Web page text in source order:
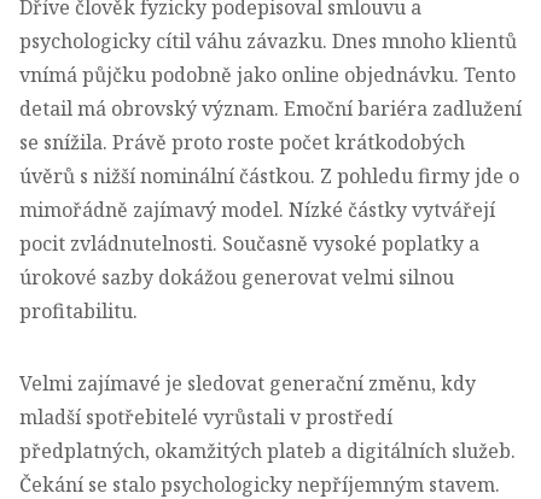
Dříve člověk fyzicky podepisoval smlouvu a
psychologicky cítil váhu závazku. Dnes mnoho klientů
vnímá půjčku podobně jako online objednávku. Tento
detail má obrovský význam. Emoční bariéra zadlužení
se snížila. Právě proto roste počet krátkodobých
úvěrů s nižší nominální částkou. Z pohledu firmy jde o
mimořádně zajímavý model. Nízké částky vytvářejí
pocit zvládnutelnosti. Současně vysoké poplatky a
úrokové sazby dokážou generovat velmi silnou
profitabilitu.
Velmi zajímavé je sledovat generační změnu, kdy
mladší spotřebitelé vyrůstali v prostředí
předplatných, okamžitých plateb a digitálních služeb.
Čekání se stalo psychologicky nepříjemným stavem.